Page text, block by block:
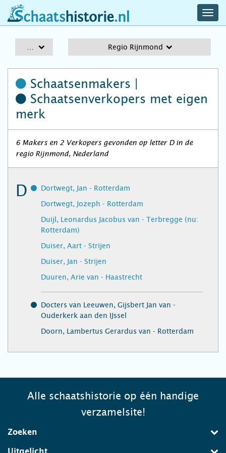
schaatshistorie.nl
Regio Rijnmond
Schaatsenmakers |
Schaatsenverkopers met eigen
merk
6 Makers en 2 Verkopers gevonden op letter D in de
regio Rijnmond, Nederland
D
Dortwegt, Jan - Rotterdam
Dortwegt, Jozeph - Rotterdam
Duijl, Leonardus Jacobus van - Terbregge (nu:
Rotterdam)
Duiser, Aart - Strijen
Duiser, Jan - Strijen
Duuren, Arie van - Haastrecht
Docters van Leeuwen, Gijsbert Jan van -
Ouderkerk aan den IJssel
Doorn, Lambertus Gerardus van - Rotterdam
Alle schaatshistorie op één handige
verzamelsite!
Zoeken